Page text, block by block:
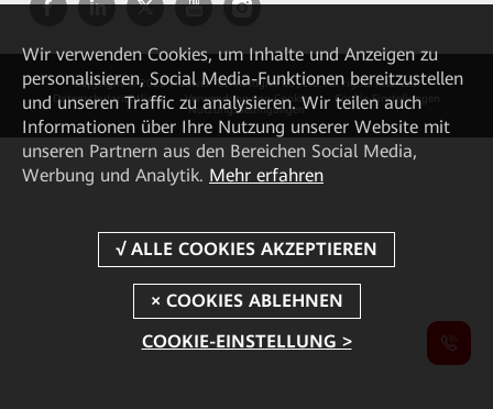
Copyright © 2026 Huawei Technologies Co., Ltd. All rights reserved.
Datenschutzrichtlinie
Verwendung von Cookies
Cookie Einstellungen
Nutzungsbedingungen
Wir verwenden Cookies, um Inhalte und Anzeigen zu
personalisieren, Social Media-Funktionen bereitzustellen
und unseren Traffic zu analysieren. Wir teilen auch
Informationen über Ihre Nutzung unserer Website mit
unseren Partnern aus den Bereichen Social Media,
Werbung und Analytik. Mehr erfahren
COOKIE-EINSTELLUNG >